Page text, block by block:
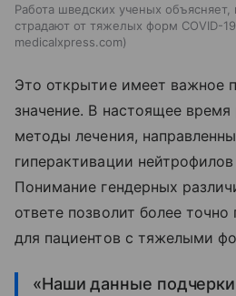
Работа шведских ученых
страдают от тяжелых форм COVID-19
medicalxpress.com
Это открытие имеет важное
значение. В настоящее
методы лечения,
гиперактивации
Понимание гендерных
ответе позволит более
для пациентов с тяжелыми
«Наши данные